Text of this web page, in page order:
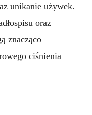
unikanie używek.
oraz
znacząco
ciśnienia